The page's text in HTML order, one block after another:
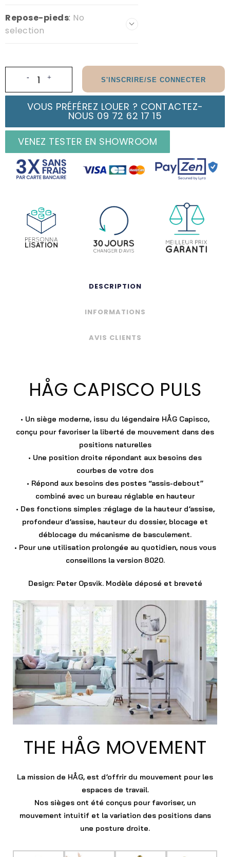
Repose-pieds: No
selection
S'INSCRIRE/SE CONNECTER
VOUS PRÉFÉREZ LOUER ? CONTACTEZ-
NOUS 09 72 62 17 15
VENEZ TESTER EN SHOWROOM
DESCRIPTION
INFORMATIONS
AVIS CLIENTS
HÅG CAPISCO PULS
• Un siège moderne, issu du légendaire HÅG Capisco,
conçu pour favoriser la liberté de mouvement dans des
positions naturelles
• Une position droite répondant aux besoins des
courbes de votre dos
• Répond aux besoins des postes “assis-debout”
combiné avec un bureau réglable en hauteur
• Des fonctions simples :réglage de la hauteur d’assise,
profondeur d’assise, hauteur du dossier, blocage et
déblocage du mécanisme de basculement.
• Pour une utilisation prolongée au quotidien, nous vous
conseillons la version 8020.
Design: Peter Opsvik. Modèle déposé et breveté
THE HÅG MOVEMENT
La mission de HÅG, est d’offrir du mouvement pour les
espaces de travail.
Nos sièges ont été conçus pour favoriser, un
mouvement intuitif et la variation des positions dans
une posture droite.